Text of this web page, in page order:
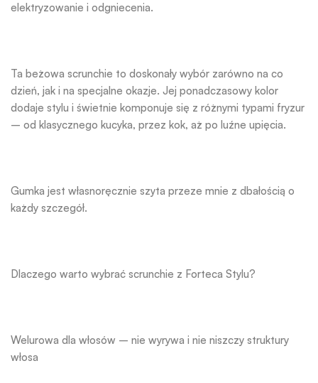
elektryzowanie i odgniecenia.
Ta beżowa scrunchie to doskonały wybór zarówno na co
dzień, jak i na specjalne okazje. Jej ponadczasowy kolor
dodaje stylu i świetnie komponuje się z różnymi typami fryzur
– od klasycznego kucyka, przez kok, aż po luźne upięcia.
Gumka jest własnoręcznie szyta przeze mnie z dbałością o
każdy szczegół.
Dlaczego warto wybrać scrunchie z Forteca Stylu?
Welurowa dla włosów – nie wyrywa i nie niszczy struktury
włosa